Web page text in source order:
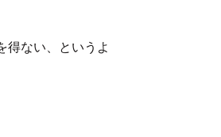
得ない、というよ